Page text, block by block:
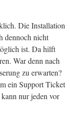
Die Installation
dennoch nicht
ist. Da hilft
War denn nach
zu erwarten?
ein Support Ticket
nur jeden vor